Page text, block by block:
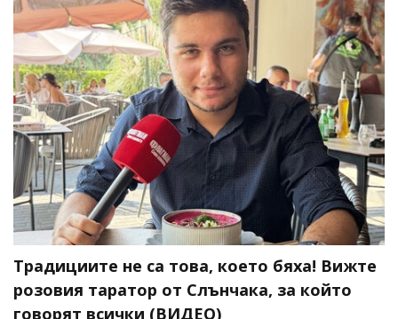
Традициите не са това, което бяха! Вижте
розовия таратор от Слънчака, за който
говорят всички (ВИДЕО)